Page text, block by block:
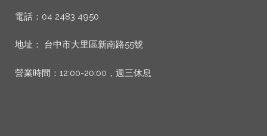
電話：04 2483 4950
地址： 台中市大里區新南路55號
營業時間：12:00-20:00，週三休息